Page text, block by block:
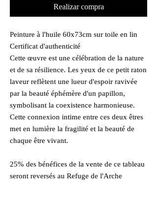
Realizar compra
Peinture à l'huile 60x73cm sur toile en lin
Certificat d'authenticité
Cette œuvre est une célébration de la nature
et de sa résilience. Les yeux de ce petit raton
laveur reflètent une lueur d'espoir ravivée
par la beauté éphémère d'un papillon,
symbolisant la coexistence harmonieuse.
Cette connexion intime entre ces deux êtres
met en lumière la fragilité et la beauté de
chaque être vivant.
25% des bénéfices de la vente de ce tableau
seront reversés au Refuge de l'Arche